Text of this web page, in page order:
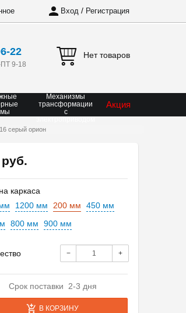
Вход / Регистрация
22
9-18
Нет товаров
Механизмы
трансформации
с
Акция
серый орион
каркаса
1200 мм 200 мм
450 мм
800 мм 900 мм
− +
Срок поставки 2-3 дня
В КОРЗИНУ